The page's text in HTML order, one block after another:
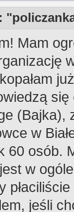
Mam
się
(Bajka),
w
60 osób.
w
jeśli